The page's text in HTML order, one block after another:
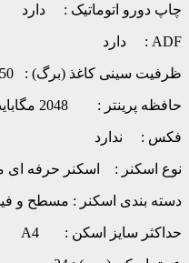
چاپ دورو اتوماتیک : دارد
ADF : دارد
ظرفیت سینی کاغذ (برگ) : 350 برگ
حافظه پرینتر : 2048 مگابایت
فکس : ندارد
نوع اسکنر : اسکنر حرفه ای
دسته بندی اسکنر : مسطح و
حداکثر سایز اسکن : A4